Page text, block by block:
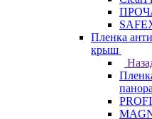
Пленка
крыш